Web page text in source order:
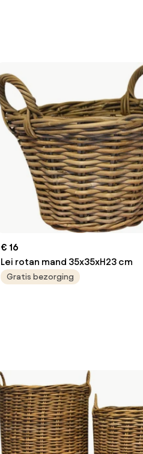
€ 16
Lei rotan mand 35x35xH23 cm
Gratis bezorging